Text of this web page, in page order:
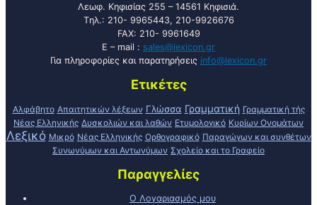
Λεωφ. Κηφισίας 255 – 14561 Κηφισιά.
Tηλ.: 210- 9965443, 210-9926676
FAX: 210- 9961649
E – mail : sales@lexicon.gr
Για πληροφορίες και παρατηρήσεις info@lexicon.gr
Ετικέτες
Αλφάβητο Απαιτητικών λέξεων Γλώσσα Γραμματική Γραμματική τής
Νέας Ελληνικής Δυσκολιών και λαθών Ετυμολογικό Κυρίων Ονομάτων
Λεξικό Μικρό Νέας Ελληνικής Ορθογραφικό Παραγώγων και συνθέτων
Συνωνύμων και Αντωνύμων Σχολείο και το Γραφείο
Παραγγελίες
Ο Λογαριασμός μου